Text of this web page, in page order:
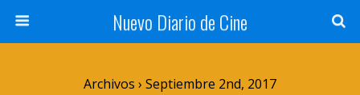
Nuevo Diario de Cine
Archivos › Septiembre 2nd, 2017